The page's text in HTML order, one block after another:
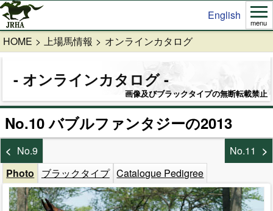
English
menu
HOME 上場馬情報 オンラインカタログ
オンラインカタログ
画像及びブラックタイプの無断転載禁止
No.10 バブルファンタジーの2013
No.9
No.11
Photo
ブラックタイプ Catalogue Pedigree